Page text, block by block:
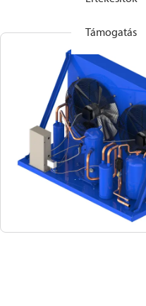
Támogatás